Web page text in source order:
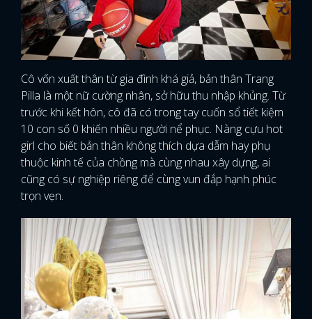
Cô vốn xuất thân từ gia đình khá giả, bản thân Trang
Pilla là một nữ cường nhân, sở hữu thu nhập khủng. Từ
trước khi kết hôn, cô đã có trong tay cuốn sổ tiết kiệm
10 con số 0 khiến nhiều người nể phục. Nàng cựu hot
girl cho biết bản thân không thích dựa dẫm hay phụ
thuộc kinh tế của chồng mà cùng nhau xây dựng, ai
cũng có sự nghiệp riêng để cùng vun đắp hạnh phúc
trọn vẹn.